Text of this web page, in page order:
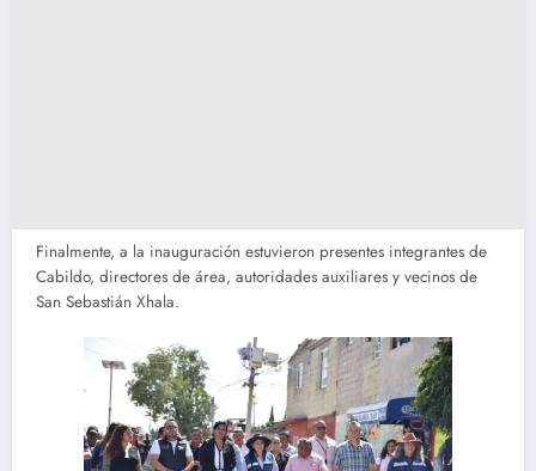
Finalmente, a la inauguración estuvieron presentes integrantes de
Cabildo, directores de área, autoridades auxiliares y vecinos de
San Sebastián Xhala.